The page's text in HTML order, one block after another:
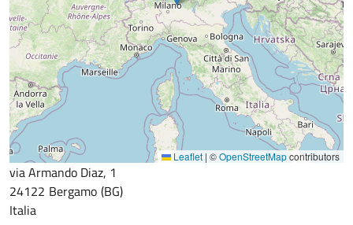
Leaflet | ©OpenStreetMapcontributors
via Armando Diaz, 1
24122 Bergamo BG
Italia